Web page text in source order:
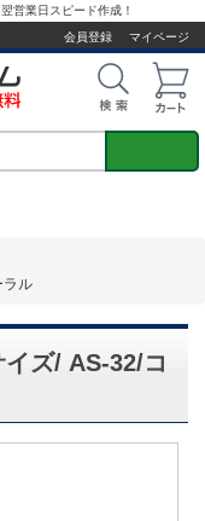
営業日スピード作成！
会員登録
マイページ
ル
ズ/ AS-32/コ